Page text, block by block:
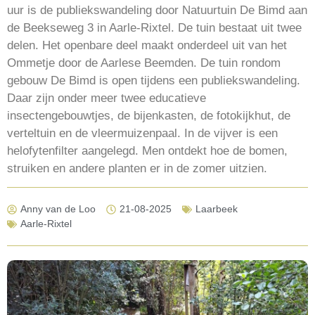
uur is de publiekswandeling door Natuurtuin De Bimd aan
de Beekseweg 3 in Aarle-Rixtel. De tuin bestaat uit twee
delen. Het openbare deel maakt onderdeel uit van het
Ommetje door de Aarlese Beemden. De tuin rondom
gebouw De Bimd is open tijdens een publiekswandeling.
Daar zijn onder meer twee educatieve
insectengebouwtjes, de bijenkasten, de fotokijkhut, de
verteltuin en de vleermuizenpaal. In de vijver is een
helofytenfilter aangelegd. Men ontdekt hoe de bomen,
struiken en andere planten er in de zomer uitzien.
Anny van de Loo 21-08-2025
Laarbeek
Aarle-Rixtel